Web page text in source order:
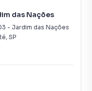
das Nações
- Jardim das Nações
, SP